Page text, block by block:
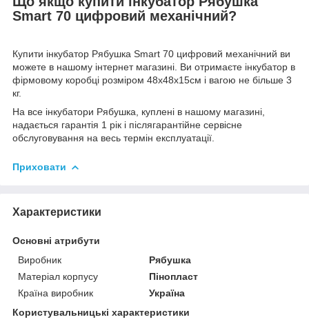
Smart 70 цифровий механічний?
Купити інкубатор Рябушка Smart 70 цифровий механічний ви
можете в нашому інтернет магазині. Ви отримаєте інкубатор в
фірмовому коробці розміром 48х48х15см і вагою не більше 3
кг.
На все інкубатори Рябушка, куплені в нашому магазині,
надається гарантія 1 рік і післягарантійне сервісне
обслуговування на весь термін експлуатації.
Приховати
Характеристики
Основні атрибути
Виробник
Рябушка
Матеріал корпусу
Пінопласт
Країна виробник
Україна
Користувальницькі характеристики